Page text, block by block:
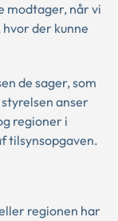
modtager, når vi
der kunne
de sager, som
anser
regioner i
tilsynsopgaven.
regionen har